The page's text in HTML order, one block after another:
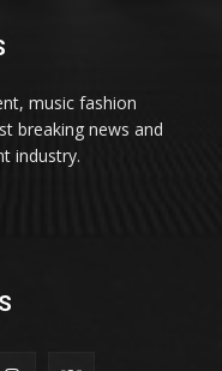
music fashion
breaking news and
industry.